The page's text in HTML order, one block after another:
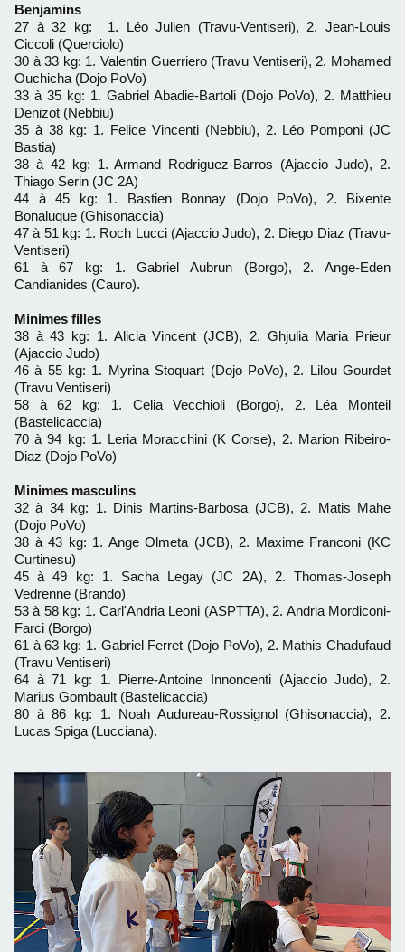
Benjamins
27 à 32 kg: 1. Léo Julien (Travu-Ventiseri), 2. Jean-Louis
Ciccoli (Querciolo)
30 à 33 kg: 1. Valentin Guerriero (Travu Ventiseri), 2. Mohamed
Ouchicha (Dojo PoVo)
33 à 35 kg: 1. Gabriel Abadie-Bartoli (Dojo PoVo), 2. Matthieu
Denizot (Nebbiu)
35 à 38 kg: 1. Felice Vincenti (Nebbiu), 2. Léo Pomponi (JC
Bastia)
38 à 42 kg: 1. Armand Rodriguez-Barros (Ajaccio Judo), 2.
Thiago Serin (JC 2A)
44 à 45 kg: 1. Bastien Bonnay (Dojo PoVo), 2. Bixente
Bonaluque (Ghisonaccia)
47 à 51 kg: 1. Roch Lucci (Ajaccio Judo), 2. Diego Diaz (Travu-
Ventiseri)
61 à 67 kg: 1. Gabriel Aubrun (Borgo), 2. Ange-Eden
Candianides (Cauro).
Minimes filles
38 à 43 kg: 1. Alicia Vincent (JCB), 2. Ghjulia Maria Prieur
(Ajaccio Judo)
46 à 55 kg: 1. Myrina Stoquart (Dojo PoVo), 2. Lilou Gourdet
(Travu Ventiseri)
58 à 62 kg: 1. Celia Vecchioli (Borgo), 2. Léa Monteil
(Bastelicaccia)
70 à 94 kg: 1. Leria Moracchini (K Corse), 2. Marion Ribeiro-
Diaz (Dojo PoVo)
Minimes masculins
32 à 34 kg: 1. Dinis Martins-Barbosa (JCB), 2. Matis Mahe
(Dojo PoVo)
38 à 43 kg: 1. Ange Olmeta (JCB), 2. Maxime Franconi (KC
Curtinesu)
45 à 49 kg: 1. Sacha Legay (JC 2A), 2. Thomas-Joseph
Vedrenne (Brando)
53 à 58 kg: 1. Carl'Andria Leoni (ASPTTA), 2. Andria Mordiconi-
Farci (Borgo)
61 à 63 kg: 1. Gabriel Ferret (Dojo PoVo), 2. Mathis Chadufaud
(Travu Ventiseri)
64 à 71 kg: 1. Pierre-Antoine Innoncenti (Ajaccio Judo), 2.
Marius Gombault (Bastelicaccia)
80 à 86 kg: 1. Noah Audureau-Rossignol (Ghisonaccia), 2.
Lucas Spiga (Lucciana).